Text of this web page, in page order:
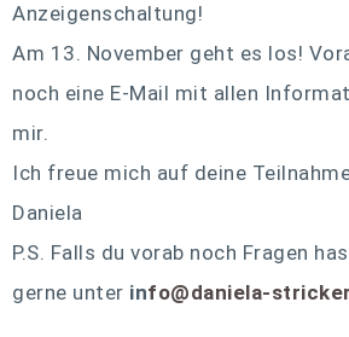
Anzeigenschaltung!
Am 13. November geht es los!
noch eine E-Mail mit allen
mir.
Ich freue mich auf deine
Daniela
P.S. Falls du vorab noch Fragen
gerne unter info@daniela-